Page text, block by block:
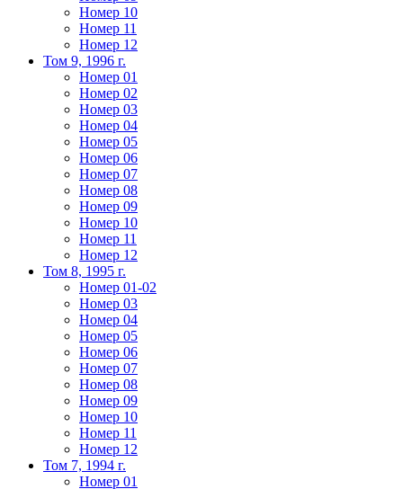
Номер 10
Номер 11
Номер 12
Том 9, 1996 г.
Номер 01
Номер 02
Номер 03
Номер 04
Номер 05
Номер 06
Номер 07
Номер 08
Номер 09
Номер 10
Номер 11
Номер 12
Том 8, 1995 г.
Номер 01-02
Номер 03
Номер 04
Номер 05
Номер 06
Номер 07
Номер 08
Номер 09
Номер 10
Номер 11
Номер 12
Том 7, 1994 г.
Номер 01